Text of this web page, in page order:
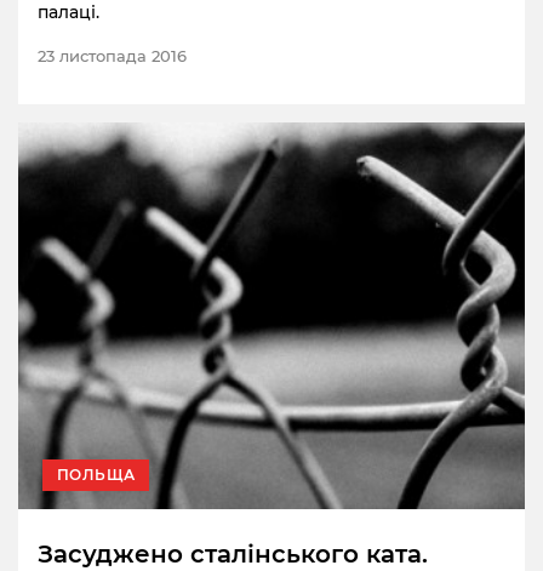
палаці.
23 листопада 2016
ПОЛЬЩА
Засуджено сталінського ката.